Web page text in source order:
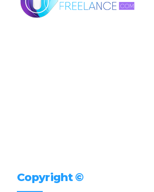
Copyright ©